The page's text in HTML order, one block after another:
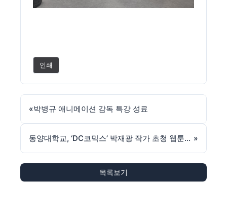
인쇄
«박병규 애니메이션 감독 특강 성료
동양대학교, ‘DC코믹스’ 박재광 작가 초청 웹툰애니메이션 전문가 특강 성료 »
목록보기